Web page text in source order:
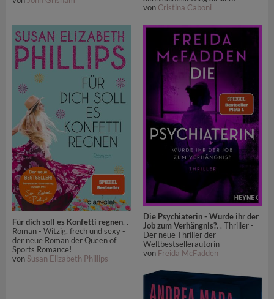
von Cristina Caboni
Für dich soll es Konfetti regnen. .
Roman - Witzig, frech und sexy -
der neue Roman der Queen of
Sports Romance!
von Susan Elizabeth Phillips
Die Psychiaterin - Wurde ihr der
Job zum Verhängnis?. . Thriller -
Der neue Thriller der
Weltbestsellerautorin
von Freida McFadden